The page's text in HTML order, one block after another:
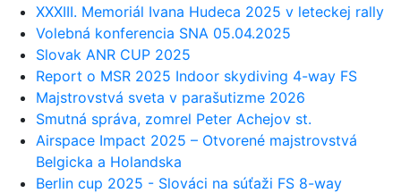
XXXIII. Memoriál Ivana Hudeca 2025 v leteckej rally
Volebná konferencia SNA 05.04.2025
Slovak ANR CUP 2025
Report o MSR 2025 Indoor skydiving 4-way FS
Majstrovstvá sveta v parašutizme 2026
Smutná správa, zomrel Peter Achejov st.
Airspace Impact 2025 – Otvorené majstrovstvá
Belgicka a Holandska
Berlin cup 2025 - Slováci na súťaži FS 8-way